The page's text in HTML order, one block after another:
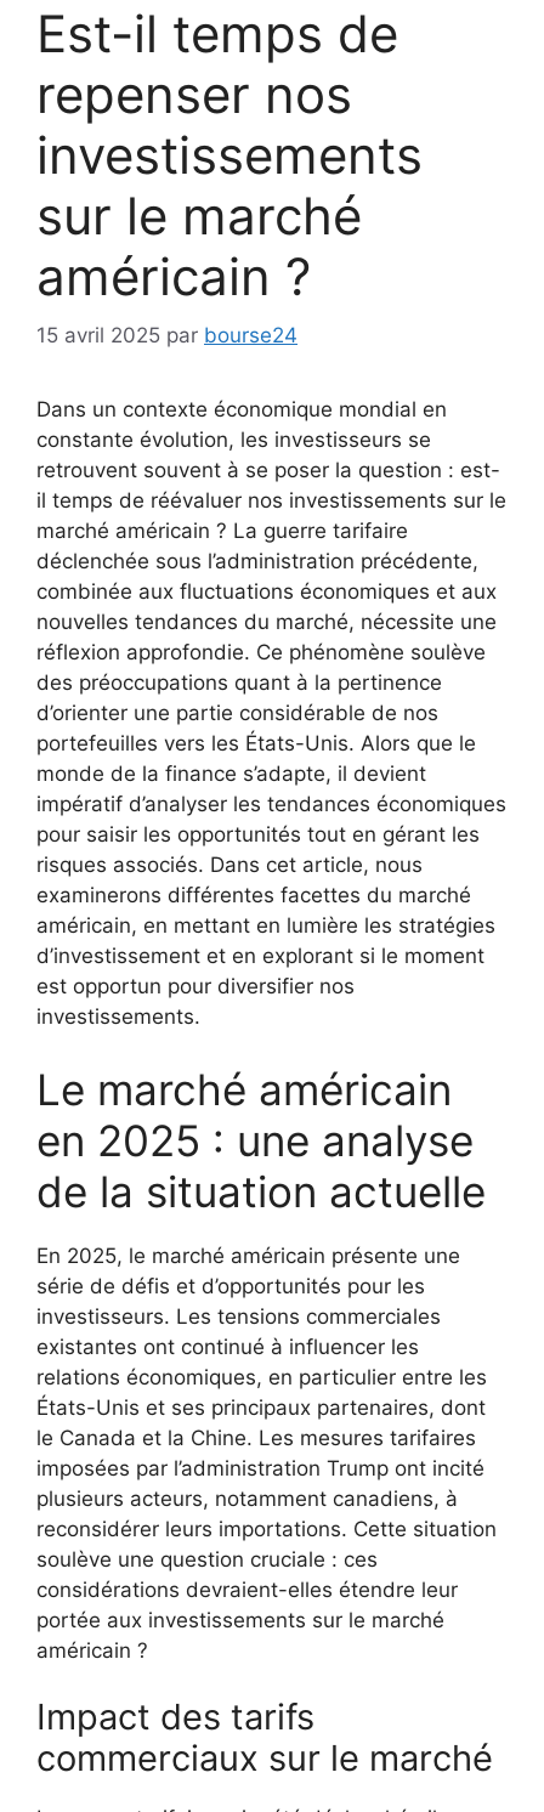
Est-il temps de
repenser nos
investissements
sur le marché
américain ?
15 avril 2025 par bourse24
Dans un contexte économique mondial en
constante évolution, les investisseurs se
retrouvent souvent à se poser la question : est-
il temps de réévaluer nos investissements sur le
marché américain ? La guerre tarifaire
déclenchée sous l’administration précédente,
combinée aux fluctuations économiques et aux
nouvelles tendances du marché, nécessite une
réflexion approfondie. Ce phénomène soulève
des préoccupations quant à la pertinence
d’orienter une partie considérable de nos
portefeuilles vers les États-Unis. Alors que le
monde de la finance s’adapte, il devient
impératif d’analyser les tendances économiques
pour saisir les opportunités tout en gérant les
risques associés. Dans cet article, nous
examinerons différentes facettes du marché
américain, en mettant en lumière les stratégies
d’investissement et en explorant si le moment
est opportun pour diversifier nos
investissements.
Le marché américain
en 2025 : une analyse
de la situation actuelle
En 2025, le marché américain présente une
série de défis et d’opportunités pour les
investisseurs. Les tensions commerciales
existantes ont continué à influencer les
relations économiques, en particulier entre les
États-Unis et ses principaux partenaires, dont
le Canada et la Chine. Les mesures tarifaires
imposées par l’administration Trump ont incité
plusieurs acteurs, notamment canadiens, à
reconsidérer leurs importations. Cette situation
soulève une question cruciale : ces
considérations devraient-elles étendre leur
portée aux investissements sur le marché
américain ?
Impact des tarifs
commerciaux sur le marché